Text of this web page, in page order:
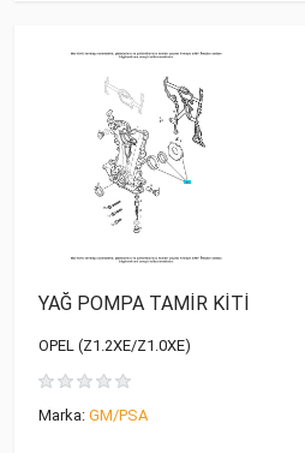
YAĞ POMPA TAMİR KİTİ
OPEL (Z1.2XE/Z1.0XE)
Marka: GM/PSA